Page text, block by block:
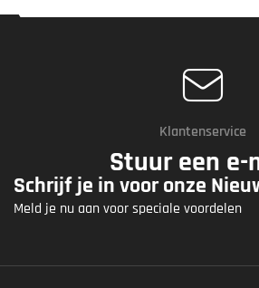
Klantenservice
Stuur een e-
Schrijf je in voor onze
Meld je nu aan voor speciale voordelen